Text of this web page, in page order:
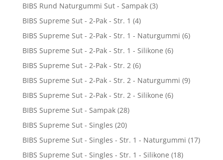
BIBS Rund Naturgummi Sut - Sampak (3)
BIBS Supreme Sut - 2-Pak - Str. 1 (4)
BIBS Supreme Sut - 2-Pak - Str. 1 - Naturgummi (6)
BIBS Supreme Sut - 2-Pak - Str. 1 - Silikone (6)
BIBS Supreme Sut - 2-Pak - Str. 2 (6)
BIBS Supreme Sut - 2-Pak - Str. 2 - Naturgummi (9)
BIBS Supreme Sut - 2-Pak - Str. 2 - Silikone (6)
BIBS Supreme Sut - Sampak (28)
BIBS Supreme Sut - Singles (20)
BIBS Supreme Sut - Singles - Str. 1 - Naturgummi (17)
BIBS Supreme Sut - Singles - Str. 1 - Silikone (18)